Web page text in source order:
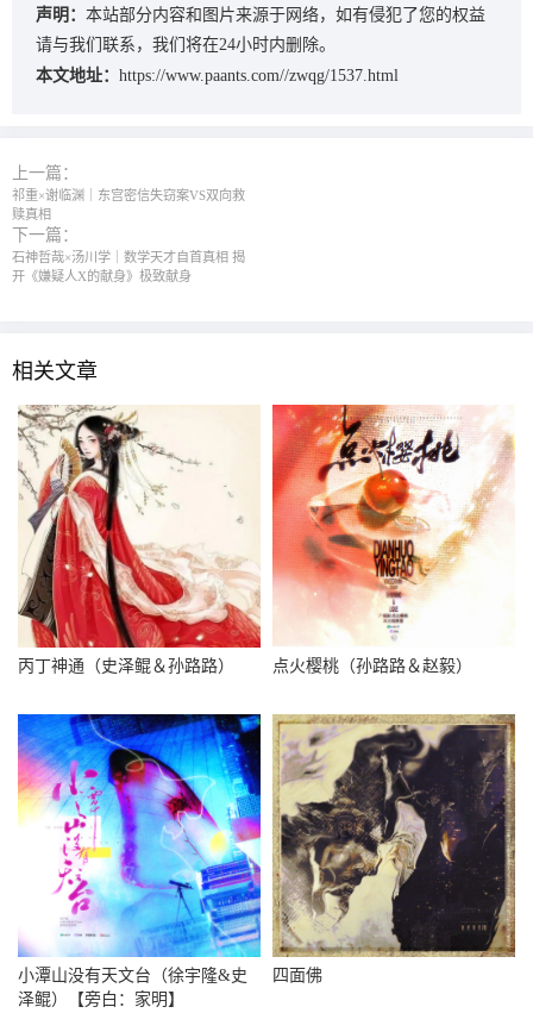
声明： 本站部分内容和图片来源于网络，如有侵犯了您的权益
请与我们联系，我们将在24小时内删除。
本文地址： https://www.paants.com//zwqg/1537.html
上一篇：
祁重×谢临渊｜东宫密信失窃案VS双向救
赎真相
下一篇：
石神哲哉×汤川学｜数学天才自首真相 揭
开《嫌疑人X的献身》极致献身
相关文章
丙丁神通（史泽鲲＆孙路路） 点火樱桃（孙路路＆赵毅）
小潭山没有天文台（徐宇隆&史
泽鲲）【旁白：家明】
四面佛